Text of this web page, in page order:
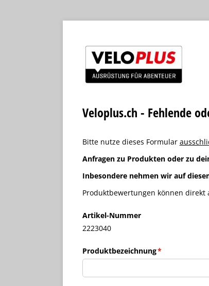
Veloplus.ch - Fehlende
Bitte nutze dieses Formular
Anfragen zu Produkten oder zu
Inbesondere nehmen wir auf
Produktbewertungen können
Artikel-Nummer
2223040
Produktbezeichnung*
(erforderlich)